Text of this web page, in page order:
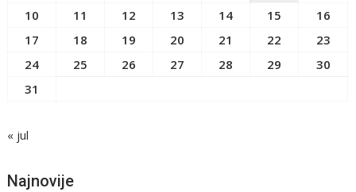
10
11 12 13 14 15
16
17
18 19 20 21 22
23
24
25 26 27 28 29
30
31
« jul
Najnovije